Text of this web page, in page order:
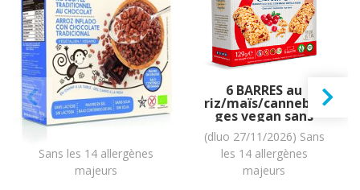
Céréales au RIZ
SOUFFLÉ
traditionnel au
CHOCOLAT BIO
allergènes
Vitabella : 300
grammes
Sans les 14 allergènes
majeurs
6 BARRES au
riz/maïs/canneber
ges vegan sans
allergènes PIACERI
MEDITERRANEI :
(6x21.5g) = 129g
(dluo 27/11/2026) Sans
les 14 allergènes
majeurs